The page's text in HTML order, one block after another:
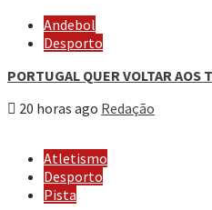
Andebol
Desporto
PORTUGAL QUER VOLTAR AOS
20 horas ago Redação
Atletismo
Desporto
Pista